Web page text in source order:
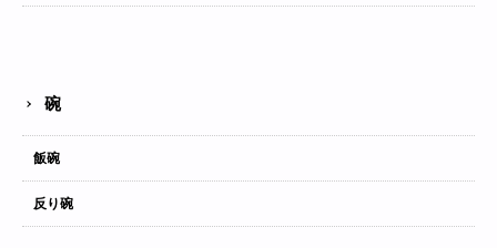
碗
飯碗
反り碗